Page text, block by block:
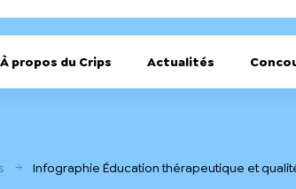
À propos du Crips Actualités
Infographie Éducation thérapeutique et